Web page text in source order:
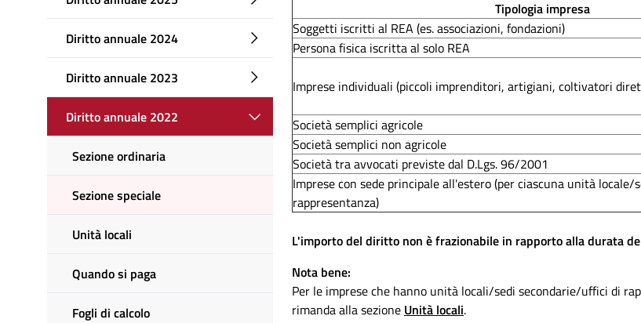
Diritto annuale 2024
Diritto annuale 2023
Diritto annuale 2022
Sezione ordinaria
Sezione speciale
Unità locali
Quando si paga
Fogli di calcolo
Tipologia impresa
Soggetti iscritti al REA (es. associazioni, fondazioni)
Persona fisica iscritta al solo REA
Imprese individuali (piccoli imprenditori, artigiani, coltivatori
Società semplici agricole
Società semplici non agricole
Società tra avvocati previste dal D.Lgs. 96/2001
Imprese con sede principale all'estero (per ciascuna unità
rappresentanza)
L'importo del diritto non è frazionabile in rapporto alla durata
Nota bene:
Per le imprese che hanno unità locali/sedi secondarie/uffici di
rimanda alla sezione Unità locali.